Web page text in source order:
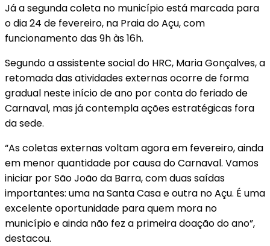
Já a segunda coleta no município está marcada para
o dia 24 de fevereiro, na Praia do Açu, com
funcionamento das 9h às 16h.
Segundo a assistente social do HRC, Maria Gonçalves, a
retomada das atividades externas ocorre de forma
gradual neste início de ano por conta do feriado de
Carnaval, mas já contempla ações estratégicas fora
da sede.
“As coletas externas voltam agora em fevereiro, ainda
em menor quantidade por causa do Carnaval. Vamos
iniciar por São João da Barra, com duas saídas
importantes: uma na Santa Casa e outra no Açu. É uma
excelente oportunidade para quem mora no
município e ainda não fez a primeira doação do ano”,
destacou.